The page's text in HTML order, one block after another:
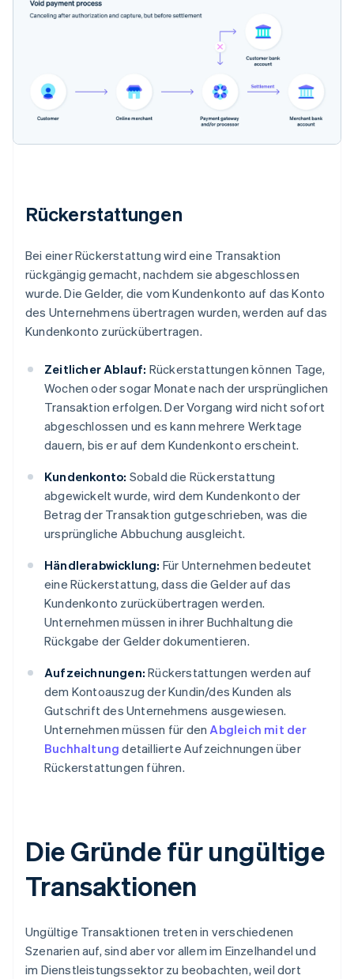
Rückerstattungen
Bei einer Rückerstattung wird eine Transaktion
rückgängig gemacht, nachdem sie abgeschlossen
wurde. Die Gelder, die vom Kundenkonto auf das Konto
des Unternehmens übertragen wurden, werden auf das
Kundenkonto zurückübertragen.
Zeitlicher Ablauf: Rückerstattungen können Tage,
Wochen oder sogar Monate nach der ursprünglichen
Transaktion erfolgen. Der Vorgang wird nicht sofort
abgeschlossen und es kann mehrere Werktage
dauern, bis er auf dem Kundenkonto erscheint.
Kundenkonto: Sobald die Rückerstattung
abgewickelt wurde, wird dem Kundenkonto der
Betrag der Transaktion gutgeschrieben, was die
ursprüngliche Abbuchung ausgleicht.
Händlerabwicklung: Für Unternehmen bedeutet
eine Rückerstattung, dass die Gelder auf das
Kundenkonto zurückübertragen werden.
Unternehmen müssen in ihrer Buchhaltung die
Rückgabe der Gelder dokumentieren.
Aufzeichnungen: Rückerstattungen werden auf
dem Kontoauszug der Kundin/des Kunden als
Gutschrift des Unternehmens ausgewiesen.
Unternehmen müssen für den Abgleich mit der
Buchhaltung detaillierte Aufzeichnungen über
Rückerstattungen führen.
Die Gründe für ungültige
Transaktionen
Ungültige Transaktionen treten in verschiedenen
Szenarien auf, sind aber vor allem im Einzelhandel und
im Dienstleistungssektor zu beobachten, weil dort